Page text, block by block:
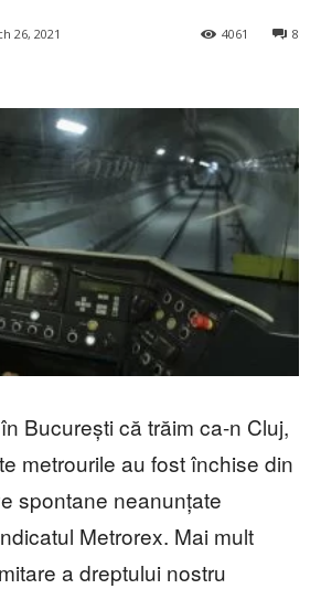
26, 2021 8
4061
București că trăim ca-n Cluj,
metrourile au fost închise din
spontane neanunțate
Metrorex. Mai mult
a dreptului nostru